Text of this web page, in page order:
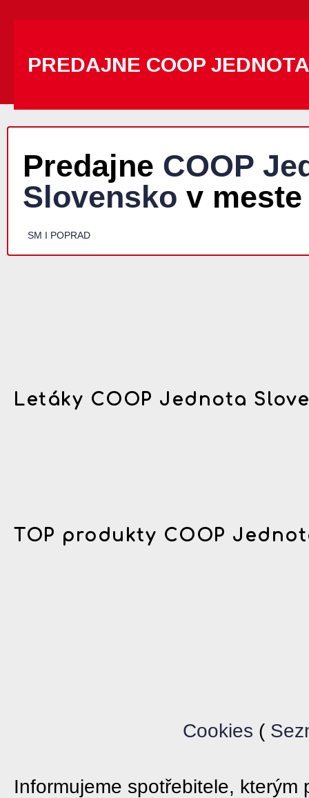
PREDAJNE COOP
Predajne COOP
Slovensko v
SM I POPRAD
Letáky COOP Jednota
TOP produkty COOP
Cookies (
Informujeme spotřebitele, kterým